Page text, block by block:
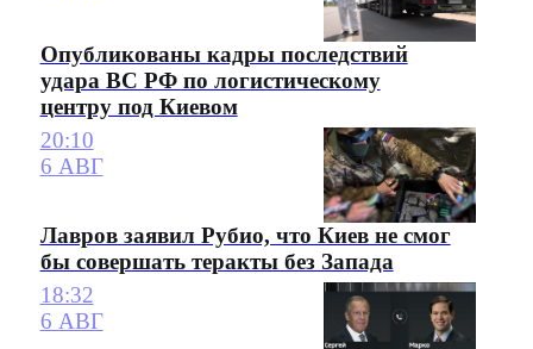
Опубликованы кадры последствий
удара ВС РФ по логистическому
центру под Киевом
20:10
6 АВГ
Лавров заявил Рубио, что Киев не смог
бы совершать теракты без Запада
18:32
6 АВГ